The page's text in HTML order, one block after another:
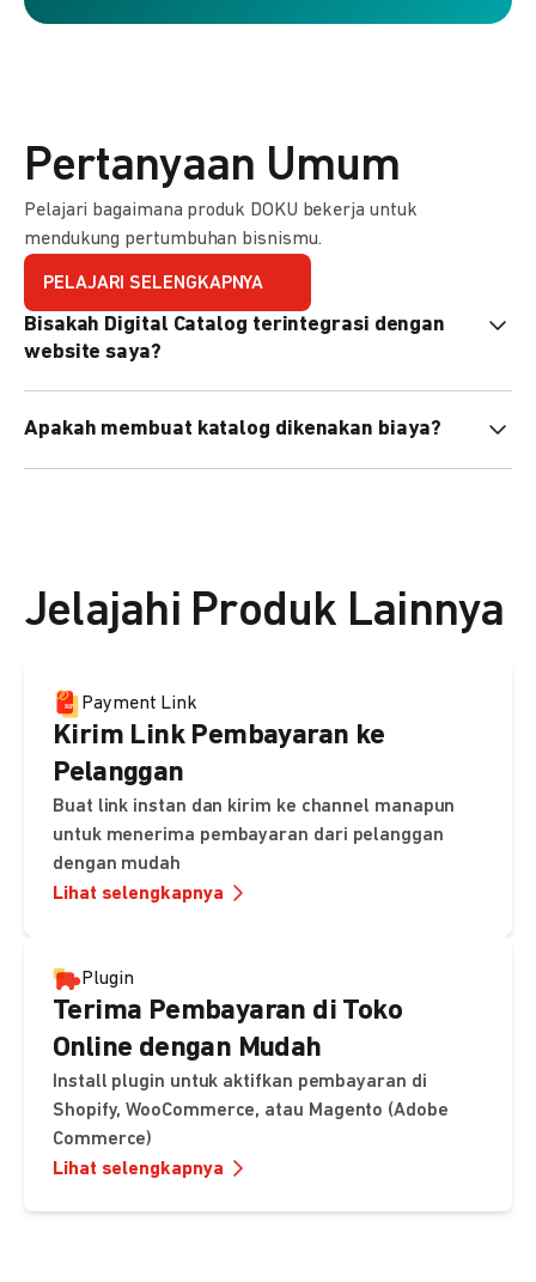
Pertanyaan Umum
Pelajari bagaimana produk DOKU bekerja untuk
mendukung pertumbuhan bisnismu.
PELAJARI SELENGKAPNYA
Bisakah Digital Catalog terintegrasi dengan
website saya?
atau menyematkan QR code di website Anda.
Apakah membuat katalog dikenakan biaya?
Jelajahi Produk Lainnya
Payment Link
Kirim Link Pembayaran ke
Pelanggan
Buat link instan dan kirim ke channel manapun
untuk menerima pembayaran dari pelanggan
dengan mudah
Lihat selengkapnya
Plugin
Terima Pembayaran di Toko
Online dengan Mudah
Install plugin untuk aktifkan pembayaran di
Shopify, WooCommerce, atau Magento (Adobe
Commerce)
Lihat selengkapnya